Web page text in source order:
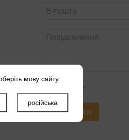
Оцініть товар
Надіслати
мову сайту:
російська